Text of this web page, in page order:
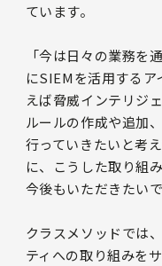
ています。
「今は日々の業務を
にSIEMを活用するア
えば脅威インテリジ
ルールの作成や追加
行っていきたいと考
に、こうした取り組
今後もいただきたい
クラスメソッドでは
ティへの取り組みを